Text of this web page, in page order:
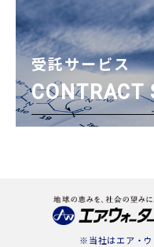
受託サービス
CONTRACT
※当社はエア・